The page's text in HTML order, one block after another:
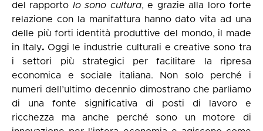
del rapporto Io sono cultura, e grazie alla loro forte
relazione con la manifattura hanno dato vita ad una
delle più forti identità produttive del mondo, il made
in Italy. Oggi le industrie culturali e creative sono tra
i settori più strategici per facilitare la ripresa
economica e sociale italiana. Non solo perché i
numeri dell’ultimo decennio dimostrano che parliamo
di una fonte significativa di posti di lavoro e
ricchezza ma anche perché sono un motore di